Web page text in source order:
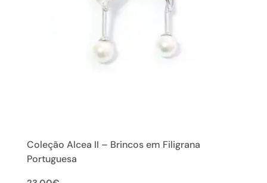
Coleção Alcea II – Brincos em Filigrana
Portuguesa